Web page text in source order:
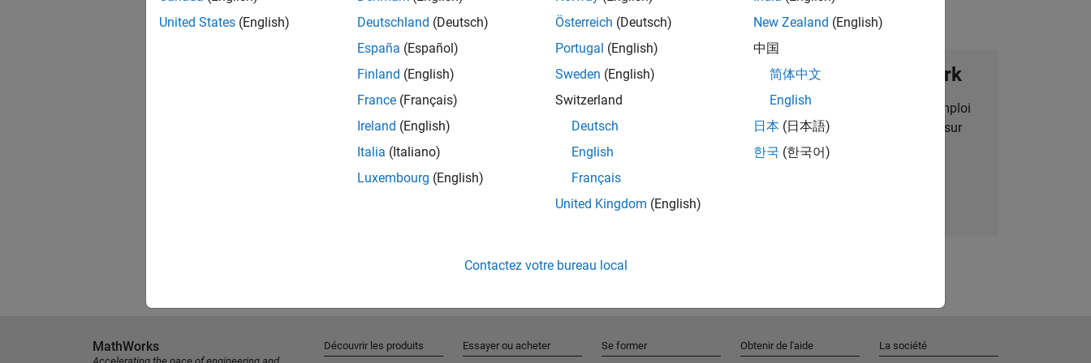
Rejoignez notre Talent Network
Recevez des alertes pour des opportunités d'emploi
personnalisées, des articles et des actualités sur
l'entreprise.
United States (English)
Deutschland (Deutsch)
España (Español)
Finland (English)
France (Français)
Ireland (English)
Italia (Italiano)
Luxembourg (English)
Österreich (Deutsch)
Portugal (English)
Sweden (English)
Switzerland
Deutsch
English
Français
United Kingdom (English)
New Zealand (English)
中国
简体中文
English
日本 (日本語)
한국 (한국어)
Contactez votre bureau local
MathWorks Découvrir les produits Essayer ou acheter Se former Obtenir de l'aide La société